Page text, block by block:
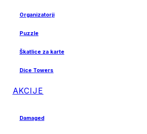
Organizatorji
Puzzle
Škatlice za karte
Dice Towers
AKCIJE
Damaged